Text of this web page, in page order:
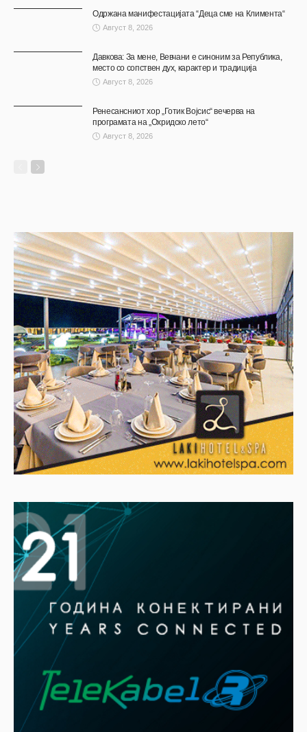
Одржана манифестацијата “Деца сме на Климента“
Август 8, 2026
Давкова: За мене, Вевчани е синоним за Република,
место со сопствен дух, карактер и традиција
Август 8, 2026
Ренесансниот хор „Готик Војсис“ вечерва на
програмата на „Охридско лето“
Август 8, 2026